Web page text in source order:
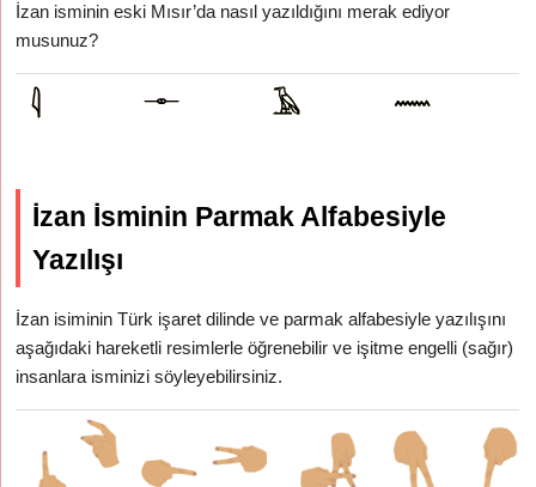
İzan isminin eski Mısır’da nasıl yazıldığını merak ediyor
musunuz?
İzan İsminin Parmak Alfabesiyle
Yazılışı
İzan isiminin Türk işaret dilinde ve parmak alfabesiyle yazılışını
aşağıdaki hareketli resimlerle öğrenebilir ve işitme engelli (sağır)
insanlara isminizi söyleyebilirsiniz.